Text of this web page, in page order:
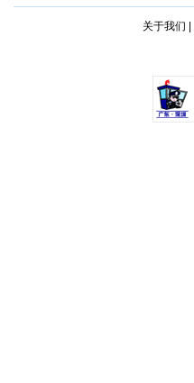
关于我们